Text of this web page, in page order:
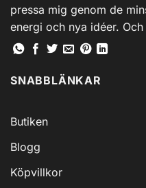
pressa mig genom de
energi och nya idéer.
SNABBLÄNKAR
Butiken
Blogg
Köpvillkor